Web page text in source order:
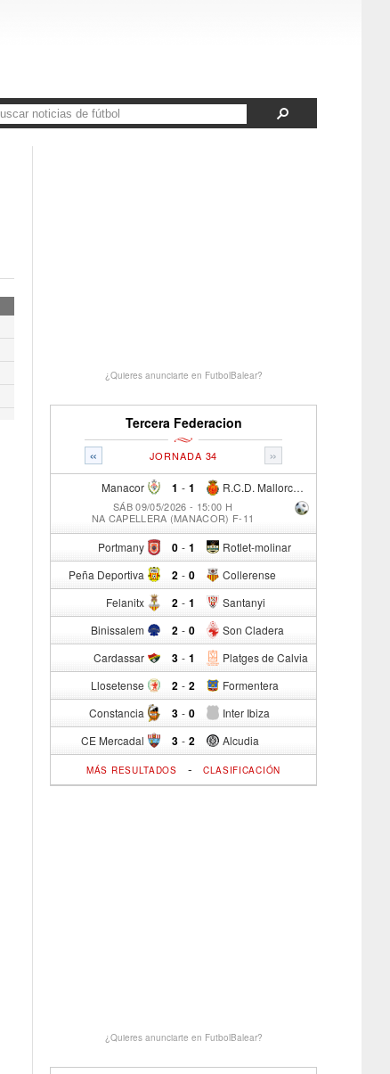
¿Quieres anunciarte en FutbolBalear?
Tercera Federacion
« »
JORNADA 34
Manacor 1 - R.C.D. Mallorca Sad "B"
1
SÁB 09/05/2026 - 15:00 H
NA CAPELLERA (MANACOR) F-11
Portmany 0 - Rotlet-molinar
1
Peña Deportiva 2 - Collerense
0
Felanitx 2 - Santanyi
1
Binissalem 2 - Son Cladera
0
Cardassar 3 - Platges de Calvia
1
Llosetense 2 - Formentera
2
Constancia 3 - Inter Ibiza
0
CE Mercadal 3 - Alcudia
2
MÁS RESULTADOS - CLASIFICACIÓN
¿Quieres anunciarte en FutbolBalear?